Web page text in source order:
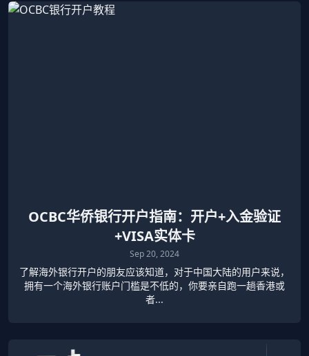
OCBC华侨银行开户指南：开户+入金验证
+VISA实体卡
Sep 20, 2024
了解海外银行开户的朋友应该知道，对于中国大陆的用户来说，
拥有一个海外银行账户门槛是不低的，你要亲自跑一趟香港或
者...